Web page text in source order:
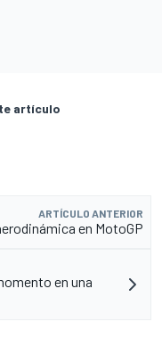
artículo
ARTÍCULO ANTERIOR
en MotoGP
en una